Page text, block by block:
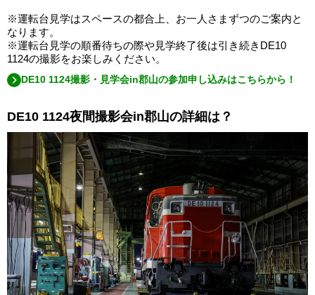
※運転台見学はスペースの都合上、お一人さまずつのご案内と
なります。
※運転台見学の順番待ちの際や見学終了後は引き続きDE10
1124の撮影をお楽しみください。
DE10 1124撮影・見学会in郡山の参加申し込みはこちらから！
DE10 1124夜間撮影会in郡山の詳細は？